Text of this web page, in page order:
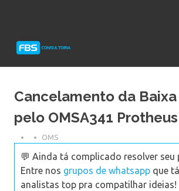
Protheus
Cancelamento da
pelo OMSA341 Protheus
OMS
💬 Ainda tá complicado resolver seu
Entre nos grupos de whatsapp que
analistas top pra compatilhar ideias!